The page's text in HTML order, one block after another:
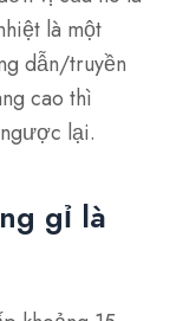
là một
dẫn/truyền
cao thì
lại.
gỉ là